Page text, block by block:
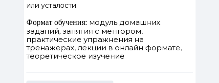
или усталости.
Формат обучения: модуль домашних
заданий, занятия с ментором,
практические упражнения на
тренажерах, лекции в онлайн формате,
теоретическое изучение